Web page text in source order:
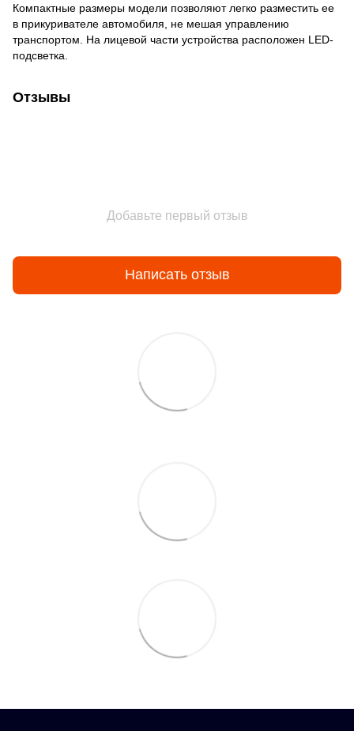
Компактные размеры модели позволяют легко разместить ее
в прикуривателе автомобиля, не мешая управлению
транспортом. На лицевой части устройства расположен LED-
подсветка.
Отзывы
Добавьте первый отзыв
Написать отзыв